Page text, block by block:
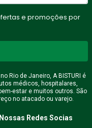
e promoções por
Rio de Janeiro, A BISTURI é
médicos, hospitalares,
estar e muitos outros. São
no atacado ou varejo.
Nossas Redes Socias